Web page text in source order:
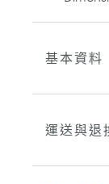
基本資料
運送與退